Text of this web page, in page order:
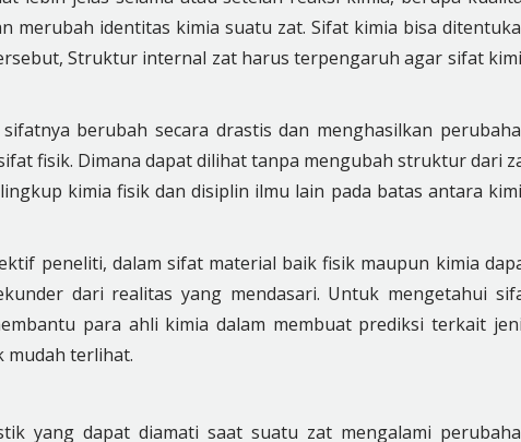
merubah identitas kimia suatu zat. Sifat kimia bisa
Struktur internal zat harus terpengaruh agar sifat
berubah secara drastis dan menghasilkan
fisik. Dimana dapat dilihat tanpa mengubah struktur dari
kimia fisik dan disiplin ilmu lain pada batas antara
peneliti, dalam sifat material baik fisik maupun kimia
dari realitas yang mendasari. Untuk mengetahui
para ahli kimia dalam membuat prediksi terkait
mudah terlihat.
yang dapat diamati saat suatu zat mengalami